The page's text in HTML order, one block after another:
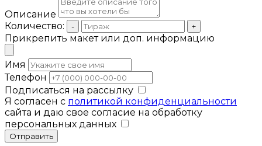
Описание
Количество:
- +
Прикрепить макет или доп. информацию
Имя
Телефон
Подписаться на рассылку
Я согласен с политикой конфиденциальности
сайта и даю свое согласие на обработку
персональных данных
Отправить